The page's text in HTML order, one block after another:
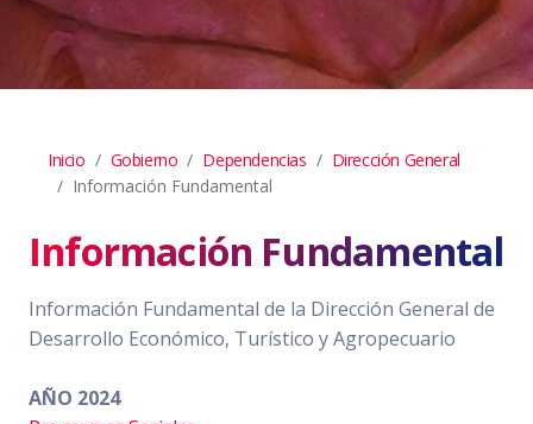
Inicio Gobierno Dependencias
Dirección General
Información Fundamental
Información Fundamental
Información Fundamental de la Dirección General de
Desarrollo Económico, Turístico y Agropecuario
AÑO 2024